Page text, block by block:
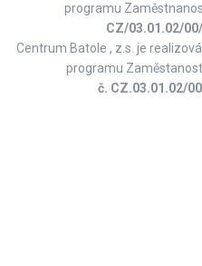
programu
CZ/03.01.02/
Centrum Batole , z.s. je
programu Zaměstanost
č. CZ.03.01.02/